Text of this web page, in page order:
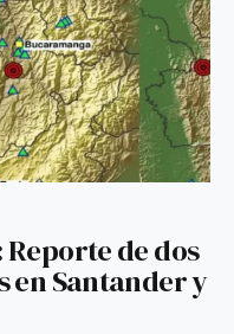
de dos
en Santander y